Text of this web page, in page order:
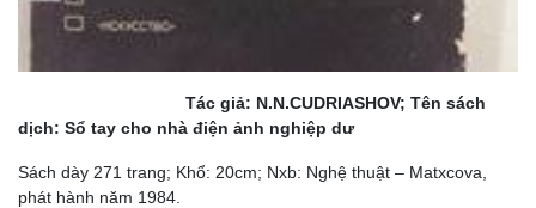
Tác giả: N.N.CUDRIASHOV; Tên sách
dịch: Sổ tay cho nhà điện ảnh nghiệp dư
Sách dày 271 trang; Khổ: 20cm; Nxb: Nghệ thuật – Matxcova,
phát hành năm 1984.